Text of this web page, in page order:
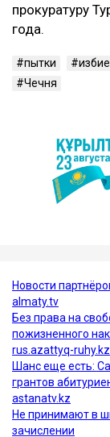
прокуратуру
года.
пытки
Чечня